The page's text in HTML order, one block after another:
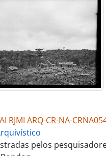
RJMI ARQ-CR-NA-
pelos